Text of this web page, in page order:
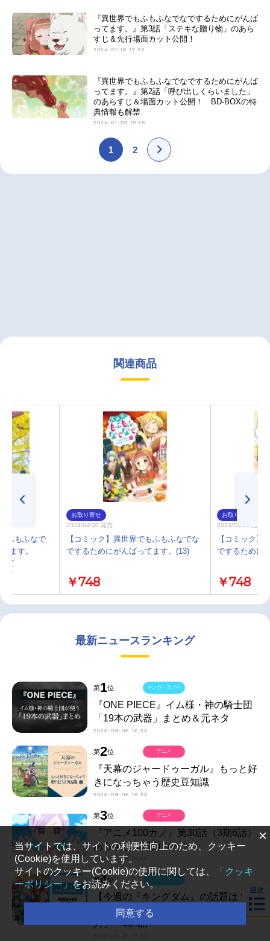
『異世界でもふもふなでなでするためにがんば
ってます。』第3話「ステキな贈り物」のあら
すじ＆先行場面カット公開！
2024-01-16 17:55
『異世界でもふもふなでなでするためにがんば
ってます。』第2話「呼び出しくらいました」
のあらすじ＆場面カット公開！ BD-BOXの特
典情報も解禁
2024-01-09 15:55
1 2
関連商品
ふもふなで
ます。
て
盤
お取り寄せ
2024/04/30 発売
【コミック】異世界でもふもふなでな
でするためにがんばってます。(13)
￥748
お取り寄せ
2023/12/28 発売
【コミック】
でするために
￥748
最新ニュースランキング
第1位
『ONE PIECE』イム様・神の騎士団
「19本の武器」まとめ＆元ネタ
2026-08-06 16:30
マンガ・ラノベ
第2位
『天幕のジャードゥーガル』もっと好
きになっちゃう歴史豆知識
2026-08-06 18:30
アニメ
第3位
『アニメ100カノ』第30話（3期6話）
あらすじ＆場面カット
2026-08-06 18:55
アニメ
第4位
【今週の『キングダム』の話題は？】
信に「失敗」がのしかかる「残存戦
力」〈884話〉
マンガ・ラノベ
目次
×
当サイトでは、サイトの利便性向上のため、クッキー
(Cookie)を使用しています。
サイトのクッキー(Cookie)の使用に関しては、
「クッキ
ーポリシー」をお読みください。
同意する